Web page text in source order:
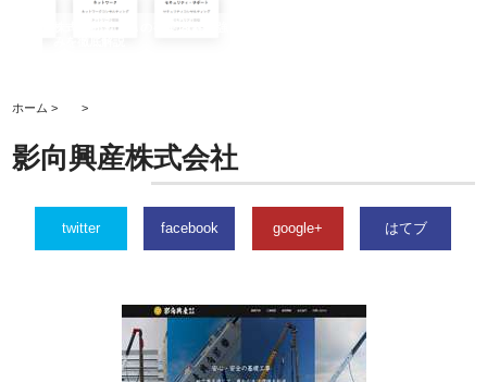
株式会社ＣＳＡの事業内容と強
ホーム > >
影向興産株式会社
twitter facebook google+ はてブ